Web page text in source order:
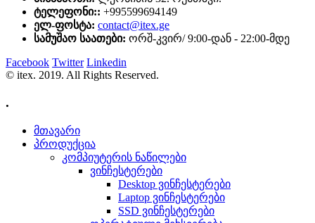
ტელეფონი:: +995599694149
ელ-ფოსტა: contact@itex.ge
სამუშაო საათები: ორშ-კვირ/ 9:00-დან - 22:00-მდე
Facebook Twitter Linkedin
© itex. 2019. All Rights Reserved.
.
მთავარი
პროდუქცია
კომპიუტერის ნაწილები
ვინჩესტერები
Desktop ვინჩესტერები
Laptop ვინჩესტერები
SSD ვინჩესტერები